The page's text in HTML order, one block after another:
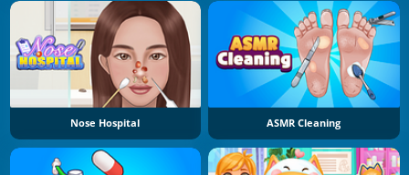
Nose Hospital ASMR Cleaning